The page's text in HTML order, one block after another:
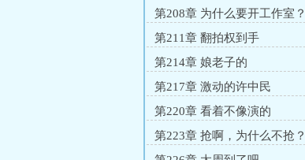
第208章 为什么要开工作室？
第211章 翻拍权到手
第214章 娘老子的
第217章 激动的许中民
第220章 看着不像演的
第223章 抢啊，为什么不抢？